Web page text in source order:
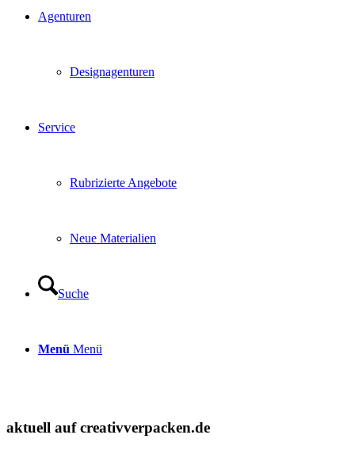
Agenturen
Designagenturen
Service
Rubrizierte Angebote
Neue Materialien
Suche
Menü Menü
aktuell auf creativverpacken.de